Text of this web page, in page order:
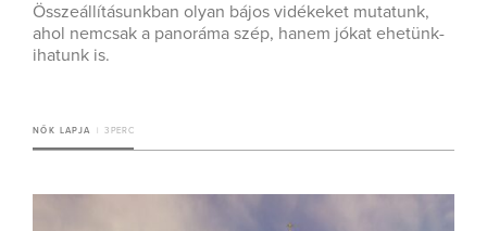
Összeállításunkban olyan bájos vidékeket mutatunk,
ahol nemcsak a panoráma szép, hanem jókat ehetünk-
ihatunk is.
NŐK LAPJA 3 PERC